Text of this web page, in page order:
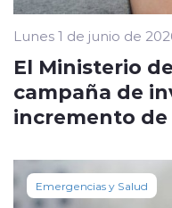
Lunes 1 de junio de
El Ministerio
campaña de
incremento
Emergencias y Salud